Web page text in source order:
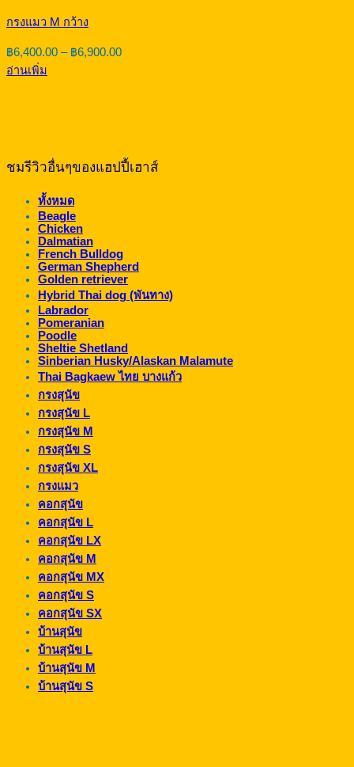
กรงแมว M กว้าง
฿6,400.00 – ฿6,900.00Price
อ่านเพิ่ม
ชมรีวิวอื่นๆของแฮปปี้เฮาส์
ทั้งหมด
Beagle
Chicken
Dalmatian
French Bulldog
German Shepherd
Golden retriever
Hybrid Thai dog (พันทาง)
Labrador
Pomeranian
Poodle
Sheltie Shetland
Sinberian Husky/Alaskan Malamute
Thai Bagkaew ไทย บางแก้ว
กรงสุนัข
กรงสุนัข L
กรงสุนัข M
กรงสุนัข S
กรงสุนัข XL
กรงแมว
คอกสุนัข
คอกสุนัข L
คอกสุนัข LX
คอกสุนัข M
คอกสุนัข MX
คอกสุนัข S
คอกสุนัข SX
บ้านสุนัข
บ้านสุนัข L
บ้านสุนัข M
บ้านสุนัข S